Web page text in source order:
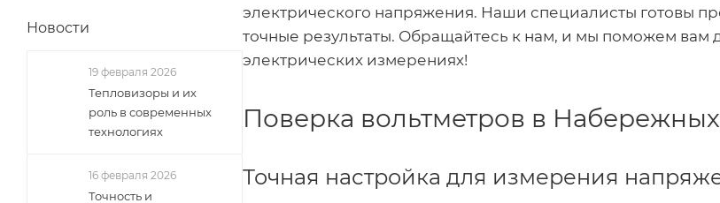
электрического напряжения. Наши специалисты готовы
точные результаты. Обращайтесь к нам, и мы поможем вам
электрических измерениях!
Поверка вольтметров в
Точная настройка для измерения
Новости
19 февраля 2026
Тепловизоры и их
роль в современных
технологиях
16 февраля 2026
Точность и